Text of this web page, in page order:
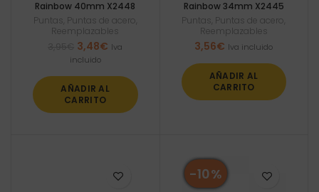
Rainbow 40mm X2448
Puntas Puntas de acero
Reemplazables
El
precio
era:
3,95€.
3,48€ El
3,48€.
Iva
incluido
AÑADIR AL
CARRITO
Rainbow 34mm X2445
Puntas Puntas de acero
Reemplazables
3,56€ Iva incluido
AÑADIR AL
CARRITO
-10%